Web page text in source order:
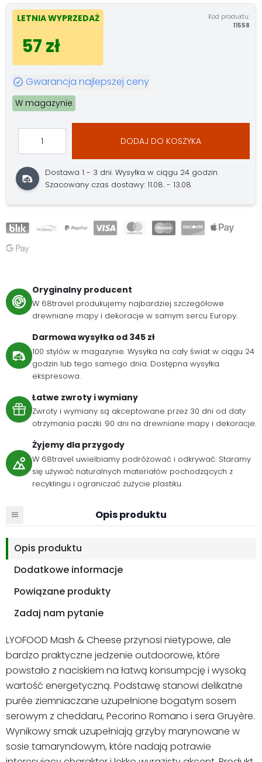
LETNIA WYPRZEDAŻ
57 zł
Kod produktu:
11558
Gwarancja najlepszej ceny
W magazynie
DODAJ DO KOSZYKA
Dostawa 1 - 3 dni.Wysyłka w ciągu 24 godzin.
Szacowany czas dostawy: 11.08. - 13.08.
Oryginalny producent
W 68travel produkujemy najbardziej szczegółowe
drewniane mapy i dekoracje w samym sercu Europy.
Darmowa wysyłka od 345 zł
100 stylów w magazynie. Wysyłka na cały świat w ciągu 24
godzin lub tego samego dnia. Dostępna wysyłka
ekspresowa.
Łatwe zwroty i wymiany
Zwroty i wymiany są akceptowane przez 30 dni od daty
otrzymania paczki. 90 dni na drewniane mapy i dekoracje.
Żyjemy dla przygody
W 68travel uwielbiamy podróżować i odkrywać. Staramy
się używać naturalnych materiałów pochodzących z
recyklingu i ograniczać zużycie plastiku.
Opis produktu
Opis produktu
Dodatkowe informacje
Powiązane produkty
Zadaj nam pytanie
LYOFOOD Mash & Cheese przynosi nietypowe, ale
bardzo praktyczne jedzenie outdoorowe, które
powstało z naciskiem na łatwą konsumpcję i wysoką
wartość energetyczną. Podstawę stanowi delikatne
purée ziemniaczane uzupełnione bogatym sosem
serowym z cheddaru, Pecorino Romano i sera Gruyère.
Wynikowy smak uzupełniają grzyby marynowane w
sosie tamaryndowym, które nadają potrawie